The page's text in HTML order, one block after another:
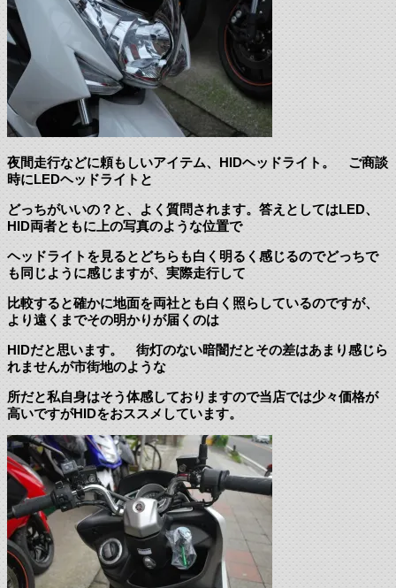
夜間走行などに頼もしいアイテム、HIDヘッドライト。 ご商談
時にLEDヘッドライトと
どっちがいいの？と、よく質問されます。答えとしてはLED、
HID両者ともに上の写真のような位置で
ヘッドライトを見るとどちらも白く明るく感じるのでどっちで
も同じように感じますが、実際走行して
比較すると確かに地面を両社とも白く照らしているのですが、
より遠くまでその明かりが届くのは
HIDだと思います。 街灯のない暗闇だとその差はあまり感じら
れませんが市街地のような
所だと私自身はそう体感しておりますので当店では少々価格が
高いですがHIDをおススメしています。